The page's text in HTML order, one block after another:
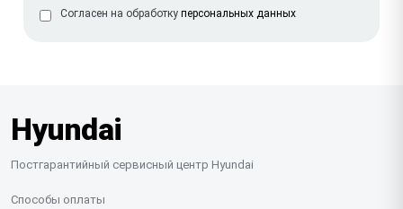
Согласен на обработку персональных данных
Hyundai
Постгарантийный сервисный центр Hyundai
Способы оплаты